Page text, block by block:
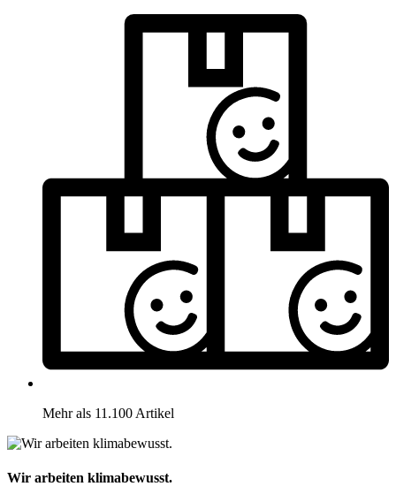
Mehr als 11.100 Artikel
Wir arbeiten klimabewusst.